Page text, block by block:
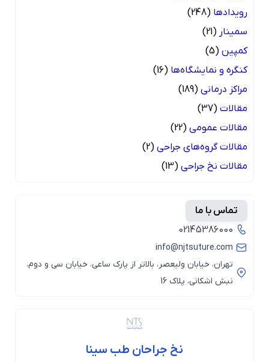
رویدادها (248)
سمینار (21)
کمپین (5)
کنگره و نمایشگاه‌ها (16)
مراکز درمانی (189)
مقالات (37)
مقالات عمومی (22)
مقالات گروه‌های جراحی (2)
مقالات نخ جراحی (13)
تماس با ما
02145386000
info@njtsuture.com
تهران، خیابان ولیعصر، بالاتر از پارک ساعی، خیابان سی و دوم،
نبش اشکانی، پلاک 16
نخ جراحان طب سینا